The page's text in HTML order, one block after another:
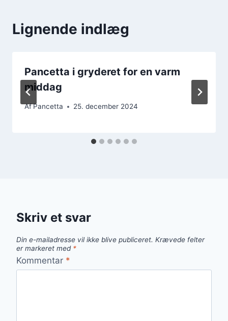
Lignende indlæg
Pancetta i gryderet for en varm
middag
AfPancetta 25. december 2024
Skriv et svar
Din e-mailadresse vil ikke blive publiceret. Krævede felter
er markeret med *
Kommentar *